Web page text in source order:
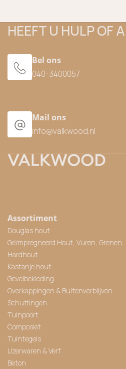
HEEFT U HULP OF
Bel ons
040-3400057
Mail ons
info@valkwood.nl
Assortiment
Douglas hout
Geïmpregneerd Hout, Vuren, Grenen,
Hardhout
Kastanje hout
Gevelbekleding
Overkappingen & Buitenverblijven
Schuttingen
Tuinpoort
Composiet
Tuintegels
IJzerwaren & Verf
Beton